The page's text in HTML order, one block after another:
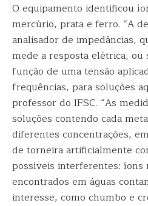
O equipamento identificou
mercúrio, prata e ferro. “A
analisador de impedâncias,
mede a resposta elétrica, ou
função de uma tensão
frequências, para soluções
professor do IFSC. “As
soluções contendo cada
diferentes concentrações,
de torneira artificialmente
possíveis interferentes: íons
encontrados em águas
interesse, como chumbo e